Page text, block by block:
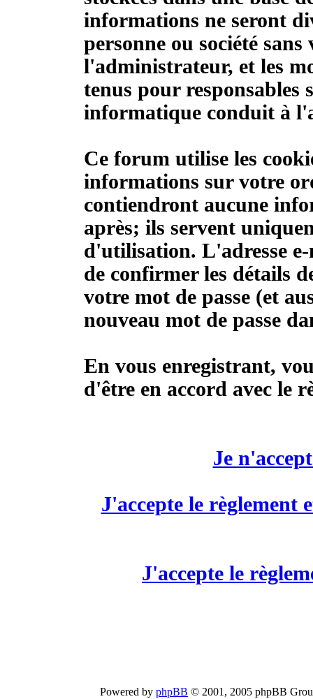
informations ne seront
personne ou société
l'administrateur, et les
tenus pour responsables
informatique conduit à
Ce forum utilise les
informations sur votre
contiendront aucune
après; ils servent
d'utilisation. L'adresse
de confirmer les détails
votre mot de passe (et
nouveau mot de passe
En vous enregistrant,
d'être en accord avec le
Je
J'accepte le règlement
J'accepte le
Powered by phpBB © 2001, 2005 phpBB